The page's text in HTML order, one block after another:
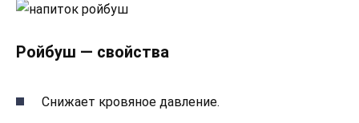
Ройбуш — свойства
Снижает кровяное давление.